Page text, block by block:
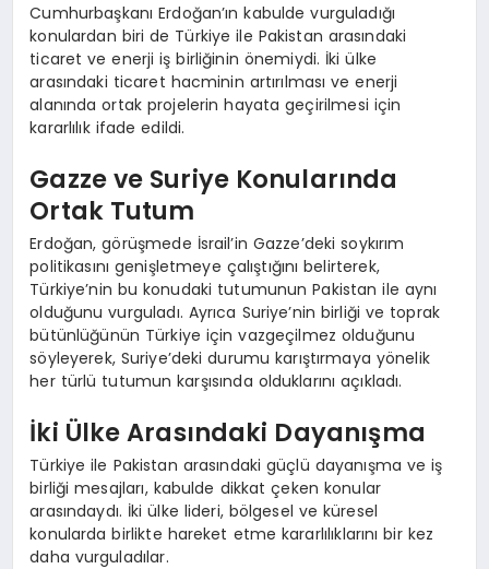
Cumhurbaşkanı Erdoğan’ın kabulde vurguladığı
konulardan biri de Türkiye ile Pakistan arasındaki
ticaret ve enerji iş birliğinin önemiydi. İki ülke
arasındaki ticaret hacminin artırılması ve enerji
alanında ortak projelerin hayata geçirilmesi için
kararlılık ifade edildi.
Gazze ve Suriye Konularında
Ortak Tutum
Erdoğan, görüşmede İsrail’in Gazze’deki soykırım
politikasını genişletmeye çalıştığını belirterek,
Türkiye’nin bu konudaki tutumunun Pakistan ile aynı
olduğunu vurguladı. Ayrıca Suriye’nin birliği ve toprak
bütünlüğünün Türkiye için vazgeçilmez olduğunu
söyleyerek, Suriye’deki durumu karıştırmaya yönelik
her türlü tutumun karşısında olduklarını açıkladı.
İki Ülke Arasındaki Dayanışma
Türkiye ile Pakistan arasındaki güçlü dayanışma ve iş
birliği mesajları, kabulde dikkat çeken konular
arasındaydı. İki ülke lideri, bölgesel ve küresel
konularda birlikte hareket etme kararlılıklarını bir kez
daha vurguladılar.